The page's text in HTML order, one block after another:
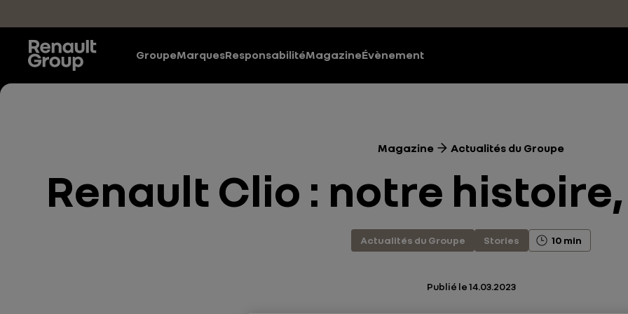
GroupeMarquesResponsabilitéMagazineÉvènement
Magazine Actualités du Groupe
Renault Clio : notre
Actualités du Groupe Stories 10 min
Publié le14.03.2023